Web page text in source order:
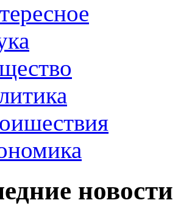
новости